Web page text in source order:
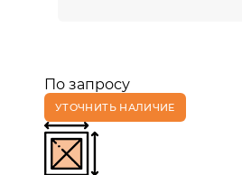
По запросу
УТОЧНИТЬ НАЛИЧИЕ